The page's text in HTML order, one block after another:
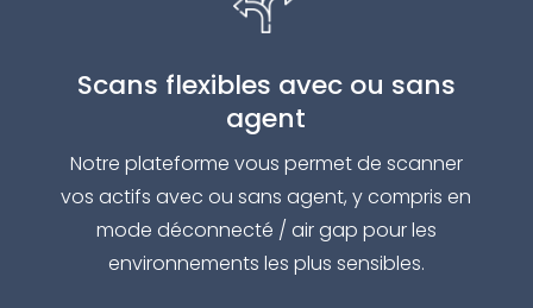
Scans flexibles avec ou sans
agent
Notre plateforme vous permet de scanner
vos actifs avec ou sans agent, y compris en
mode déconnecté / air gap pour les
environnements les plus sensibles.